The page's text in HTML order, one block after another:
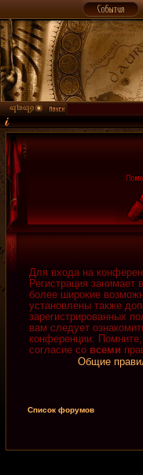
Для входа на
Регистрация занимает
более широкие
установлены также
зарегистрированных
вам следует
конференции.
согласие со всеми
Общие
Список форумов